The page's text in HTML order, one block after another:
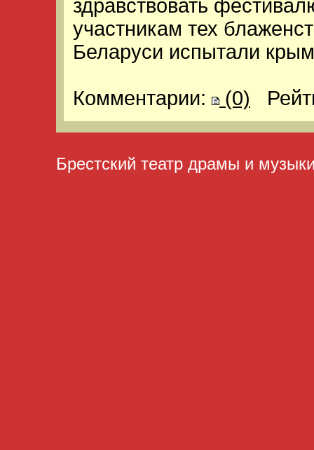
здравствовать
участникам тех
Беларуси испытали
Комментарии: (0)
Брестский театр драмы и